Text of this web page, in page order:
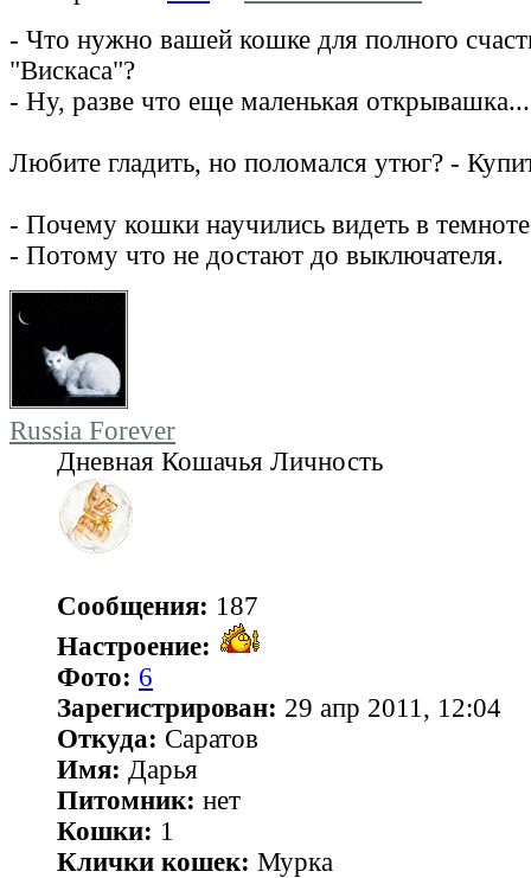
- Что нужно вашей кошке для полного
"Вискаса"?
- Ну, разве что еще маленькая открывашка...
Любите гладить, но поломался утюг? -
- Почему кошки научились видеть в
- Потому что не достают до выключателя.
Russia Forever
Дневная Кошачья Личность
Сообщения: 187
Настроение:
Фото: 6
Зарегистрирован: 29 апр 2011, 12:04
Откуда: Саратов
Имя: Дарья
Питомник: нет
Кошки: 1
Клички кошек: Мурка